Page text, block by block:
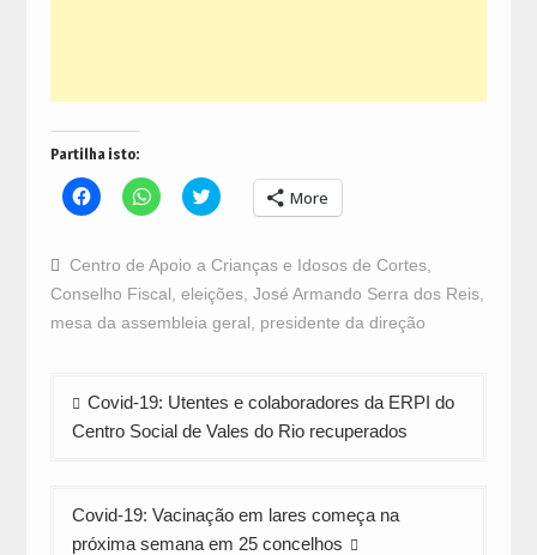
Partilha isto:
Click
to
Facebook
(Opens
in
new
window)
Click
to
WhatsApp
(Opens
new
window)
Click
to
Twitter
(Opens
in
new
window)
More
Centro de Apoio a Crianças e Idosos de Cortes,
Conselho Fiscal eleições, José Armando Serra dos Reis,
mesa da assembleia geral
presidente da direção
Navegação
de
Covid-19: Utentes e colaboradores da ERPI do
Centro Social de Vales do Rio recuperados
Covid-19: Vacinação em lares começa na
próxima semana em 25 concelhos